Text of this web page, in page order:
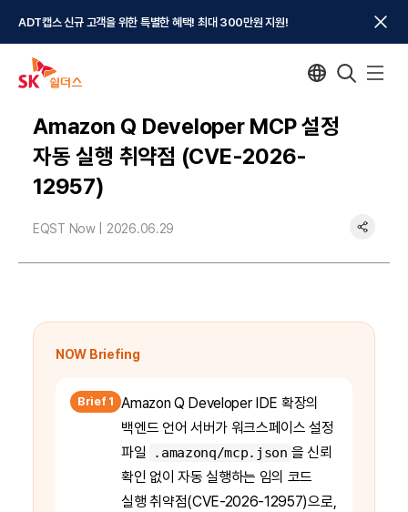
ADT캡스 신규 고객을 위한 특별한 혜택! 최대 300만원 지원!
Amazon Q Developer MCP 설정
자동 실행 취약점 (CVE-2026-
12957)
EQST Now | 2026.06.29
NOW Briefing
Brief 1
Amazon Q Developer IDE 확장의
백엔드 언어 서버가 워크스페이스 설정
파일
.amazonq/mcp.json 을 신뢰
확인 없이 자동 실행하는 임의 코드
실행 취약점(CVE-2026-12957)으로,